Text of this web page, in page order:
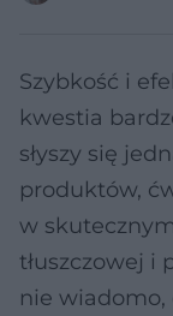
Szybkość i
kwestia
słyszy się
produktów,
w
tłuszczowej i
nie